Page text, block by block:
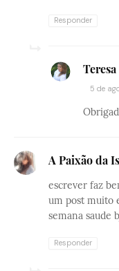
Responder
5 de
A Paixão da
escrever faz
um post muito
semana saude
Responder